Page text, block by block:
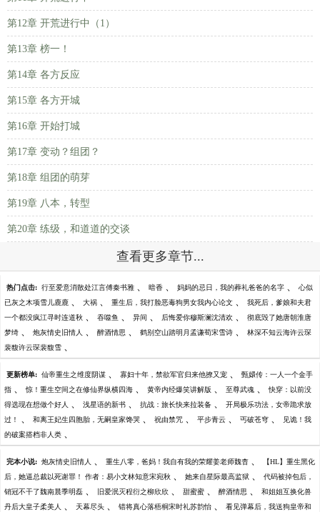
第12章 开荒进行中（1）
第13章 榜一！
第14章 各方反应
第15章 各方开城
第16章 开始打城
第17章 变动？组团？
第18章 组团的萌芽
第19章 八本，转型
第20章 练级，和道道的交谈
查看更多章节...
热门点击: 行至爱意消散处江言傅秦书雅 、 暗香 、 妈妈的忌日，我的葬礼爸爸的名字 、 心似
已灰之木项雪儿鹿鹿 、 大祸 、 重生后，我打脸恶毒狗男女我内心论文 、 我死后，爹娘和夫君
一个都没疯江寻时连道秋 、 吞噬鱼 、 异间 、 后悔爱你穆斯澜沈清欢 、 彻底毁了她唐朝淮唐
梦绮 、 炮灰情史旧情人 、 醉酒情思 、 鹤别空山踏明月孟谦荀宋雪诗 、 林深不知云海许云琛
裴馥许云琛裴馥雪 、
更新榜单: 仙帝重生之维度阴谋 、 寡妇十年，禁欲军官归来他撩又宠 、 甄嬛传：一人一个金手
指 、 惊！重生空间之在修仙界纵横四海 、 黄帝内经爆笑讲解版 、 至尊武魂 、 快穿：以前没
得选现在想做个好人 、 浅星语的新书 、 抗战：旅长快来拉装备 、 开局极乐功法，女帝跪求放
过！ 、 和离王妃生四胞胎，无嗣皇家馋哭 、 祝由禁咒 、 平步青云 、 丐破苍穹 、 见诡！我
的破案搭档非人类 、
完本小说: 炮灰情史旧情人 、 重生八零，爸妈！我自有我的荣耀姜老师魏杳 、 【HL】重生黑化
后，她逼总裁以死谢罪！ 作者：易小文林知意宋宛秋 、 她来自星际最高监狱 、 代码被掉包后，
销冠不干了魏南晨季明磊 、 旧爱泯灭程衍之柳欣欣 、 甜蜜蜜 、 醉酒情思 、 和姐姐互换化兽
丹后大皇子柔美人 、 天幕尽头 、 错将真心落梧桐宋时礼苏韵怡 、 看见弹幕后，我送狗皇帝和